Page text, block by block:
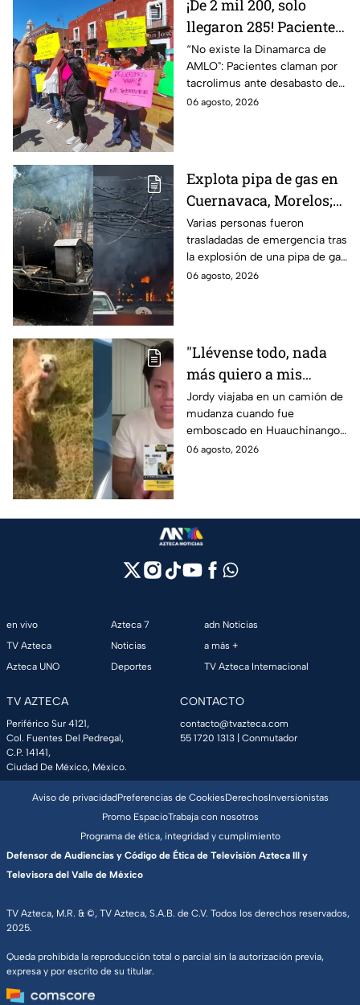
¡De 2 mil 200, solo
llegaron 285! Pacientes
claman por
medicamentos ante
desabasto en IMSS
Puebla
“No existe la Dinamarca de
AMLO": Pacientes claman por
tacrolimus ante desabasto de
medicamentos en hospital del
06 agosto, 2026
Explota pipa de gas en
Cuernavaca, Morelos;
se reportan más de 20
personas con
quemaduras
Varias personas fueron
trasladadas de emergencia tras
la explosión de una pipa de gas
cerca de la colonia Las
06 agosto, 2026
"Llévense todo, nada
más quiero a mis
perritas": Asaltan a un
joven, vacían sus
cuentas y le roban a sus
mascotas en
Jordy viajaba en un camión de
mudanza cuando fue
emboscado en Huauchinango,
Puebla, Además de quitarle
06 agosto, 2026
en vivo
TV Azteca
Azteca UNO
Azteca 7
Noticias
Deportes
adn Noticias
a más +
TV Azteca Internacional
TV AZTECA
Periférico Sur 4121,
Col. Fuentes Del Pedregal,
C.P. 14141,
Ciudad De México, México.
CONTACTO
contacto@tvazteca.com
55 1720 1313 | Conmutador
TV Azteca, M.R. & ©, TV Azteca, S.A.B. de C.V. Todos los derechos reservados,
2025.
Queda prohibida la reproducción total o parcial sin la autorización previa,
expresa y por escrito de su titular.
Aviso de privacidadPreferencias de CookiesDerechosInversionistas
Promo EspacioTrabaja con nosotros
Programa de ética, integridad y cumplimiento
Defensor de Audiencias y Código de Ética de Televisión Azteca III y
Televisora del Valle de México